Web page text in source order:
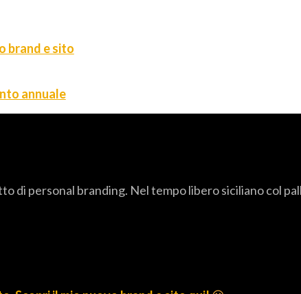
brand e sito
annuale
personal branding. Nel tempo libero siciliano col